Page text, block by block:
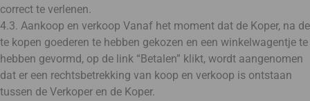
correct te verlenen.
4.3. Aankoop en verkoop Vanaf het moment dat de Koper, na de
te kopen goederen te hebben gekozen en een winkelwagentje te
hebben gevormd, op de link “Betalen” klikt, wordt aangenomen
dat er een rechtsbetrekking van koop en verkoop is ontstaan
tussen de Verkoper en de Koper.